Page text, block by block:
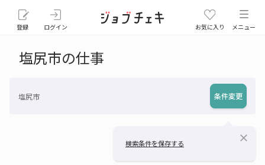
登録 ログイン お気に入り メニュー
塩尻市の仕事
塩尻市 条件変更
検索条件を保存する close